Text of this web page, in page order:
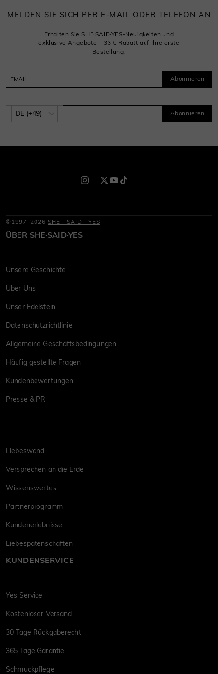
MELDEN SIE SICH PER E-MAIL ODER TELEFON AN
Erhalten Sie SHE·SAID·YES-Neuigkeiten und
exklusive Angebote – 33 € Rabatt auf Ihre erste
Bestellung.
Abonnieren
Abonnieren
©1997-2026 SHE · SAID · YES
ÜBER SHE·SAID·YES
Unsere Geschichte
Über Uns
Unser Edelstein
Datenschutzrichtlinie
Allgemeine Geschäftsbedingungen
Häufig gestellte Fragen
Kundenbewertungen
Presse & PR
Liebeswand
Versprechen an die Erde
Wissenswertes
Partnerprogramm
Kundenerlebnisse
Liebespatenschaften
KUNDENSERVICE
Yes Service
Kostenloser Versand
30 Tage Rückgaberecht
365 Tage Garantie
Schmuckpflege